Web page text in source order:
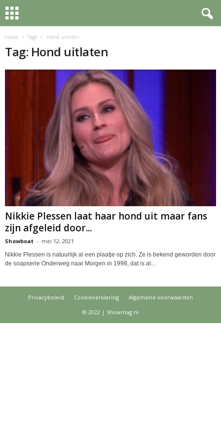
Home Tags Hond uitlaten
Tag: Hond uitlaten
Nikkie Plessen laat haar hond uit maar fans
zijn afgeleid door...
Showboat - mei 12, 2021
Nikkie Plessen is natuurlijk al een plaatje op zich. Ze is bekend geworden door
de soapserie Onderweg naar Morgen in 1998, dat is al...
Privacybeleid Cookieverklaring
Algemene voorwaarden
© 2022 | Showmag.nl